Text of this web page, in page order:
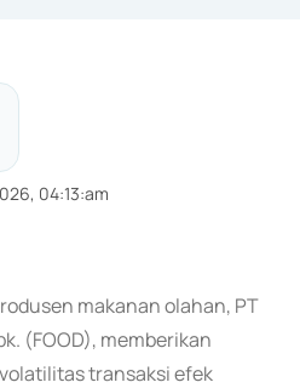
04:13:am
makanan olahan, PT
(FOOD), memberikan
transaksi efek